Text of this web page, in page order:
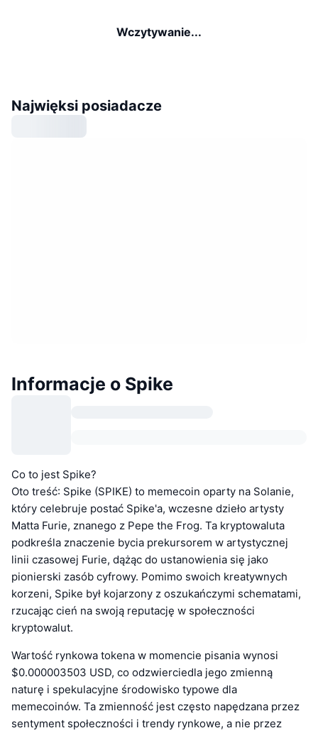
Wczytywanie...
Najwięksi posiadacze
Informacje o Spike
Co to jest Spike?
Oto treść: Spike (SPIKE) to memecoin oparty na Solanie,
który celebruje postać Spike'a, wczesne dzieło artysty
Matta Furie, znanego z Pepe the Frog. Ta kryptowaluta
podkreśla znaczenie bycia prekursorem w artystycznej
linii czasowej Furie, dążąc do ustanowienia się jako
pionierski zasób cyfrowy. Pomimo swoich kreatywnych
korzeni, Spike był kojarzony z oszukańczymi schematami,
rzucając cień na swoją reputację w społeczności
kryptowalut.
Wartość rynkowa tokena w momencie pisania wynosi
$0.000003503 USD, co odzwierciedla jego zmienną
naturę i spekulacyjne środowisko typowe dla
memecoinów. Ta zmienność jest często napędzana przez
sentyment społeczności i trendy rynkowe, a nie przez